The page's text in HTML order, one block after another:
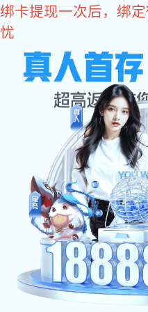
东升国际
《防非打非在行动！》之
发布时间：